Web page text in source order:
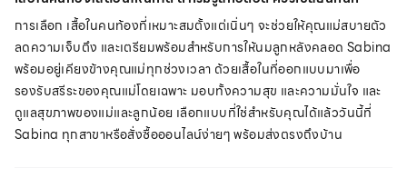
การเลือก เสื้อในคนท้องที่เหมาะสมตั้งแต่เนิ่นๆ จะช่วยให้คุณแม่สบายตัว
ลดความเจ็บตึง และเตรียมพร้อมสำหรับการให้นมลูกหลังคลอด Sabina
พร้อมอยู่เคียงข้างคุณแม่ทุกช่วงเวลา ด้วยเสื้อในที่ออกแบบมาเพื่อ
รองรับสรีระของคุณแม่โดยเฉพาะ มอบทั้งความสุข และความมั่นใจ และ
ดูแลสุขภาพของแม่และลูกน้อย เลือกแบบที่ใช่สำหรับคุณได้แล้ววันนี้ที่
Sabina ทุกสาขาหรือสั่งซื้อออนไลน์ง่ายๆ พร้อมส่งตรงถึงบ้าน